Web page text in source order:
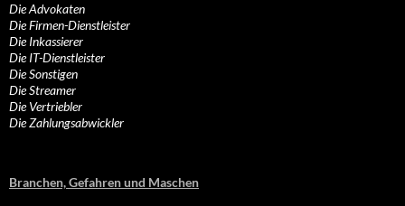
Die Advokaten
Die Firmen-Dienstleister
Die Inkassierer
Die IT-Dienstleister
Die Sonstigen
Die Streamer
Die Vertriebler
Die Zahlungsabwickler
Branchen, Gefahren und Maschen